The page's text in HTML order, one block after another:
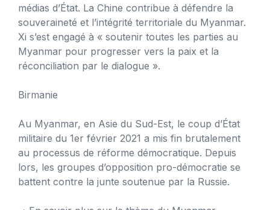
médias d’État. La Chine contribue à défendre la
souveraineté et l’intégrité territoriale du Myanmar.
Xi s’est engagé à « soutenir toutes les parties au
Myanmar pour progresser vers la paix et la
réconciliation par le dialogue ».
Birmanie
Au Myanmar, en Asie du Sud-Est, le coup d’État
militaire du 1er février 2021 a mis fin brutalement
au processus de réforme démocratique. Depuis
lors, les groupes d’opposition pro-démocratie se
battent contre la junte soutenue par la Russie.